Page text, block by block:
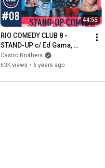
44:55
RIO COMEDY CLUB 8 -
STAND-UP c/ Ed Gama,
Daniel Lopes, Yas Fiorello e
Alan Ribeiro
Castro Brothers
63K views • 6 years ago